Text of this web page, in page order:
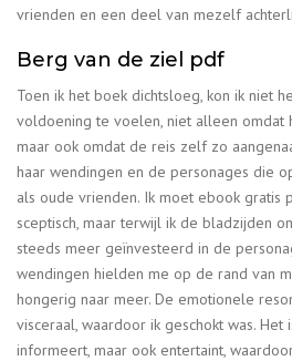
vrienden en een deel van mezelf
Berg van de ziel pdf
Toen ik het boek dichtsloeg, kon ik niet
voldoening te voelen, niet alleen omdat
maar ook omdat de reis zelf zo
haar wendingen en de personages die
als oude vrienden. Ik moet ebook gratis
sceptisch, maar terwijl ik de bladzijden
steeds meer geïnvesteerd in de
wendingen hielden me op de rand van
hongerig naar meer. De emotionele
visceraal, waardoor ik geschokt was.
informeert, maar ook entertaint,